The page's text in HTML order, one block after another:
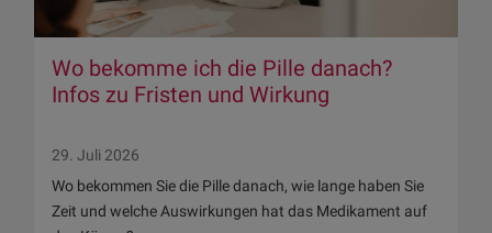
Wo bekomme ich die Pille danach?
Infos zu Fristen und Wirkung
29. Juli 2026
Wo bekommen Sie die Pille danach, wie lange haben Sie
Zeit und welche Auswirkungen hat das Medikament auf